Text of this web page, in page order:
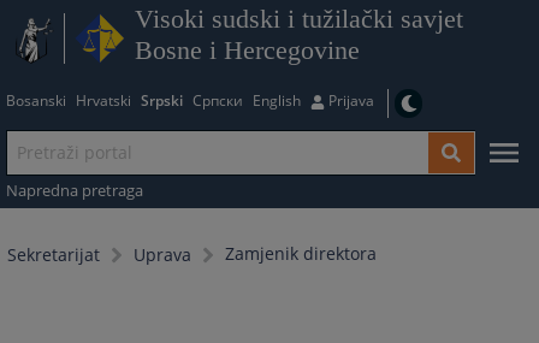
Visoki sudski i tužilački savjet
Bosne i Hercegovine
Bosanski Hrvatski Srpski Српски English Prijava
Napredna pretraga
Sekretarijat Uprava Zamjenik direktora